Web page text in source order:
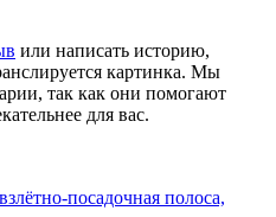
или написать историю,
картинка. Мы
так как они помогают
для вас.